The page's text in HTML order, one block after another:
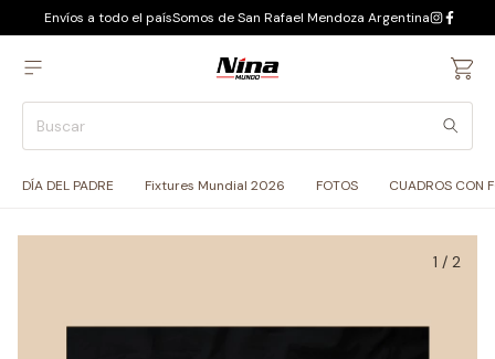
Envíos a todo el paísSomos de San Rafael Mendoza Argentina
DÍA DEL PADRE Fixtures Mundial 2026 FOTOS CUADROS CON
1 / 2